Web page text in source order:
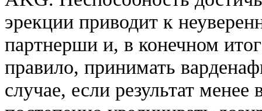
эрекции приводит к
партнерши и, в конечном
правило, принимать
случае, если результат